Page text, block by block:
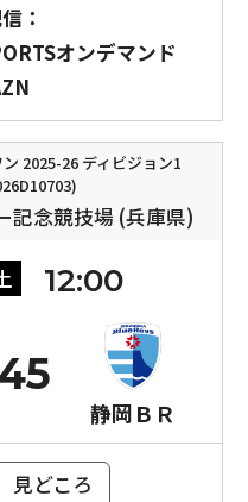
：
オンデマンド
2025-26 ディビジョン1
記念競技場 (兵庫県)
12:00
静岡ＢＲ
見どころ